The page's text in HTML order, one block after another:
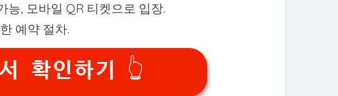
능, 모바일 QR 티켓으로 입장.
예약 절차.
확인하기 👆